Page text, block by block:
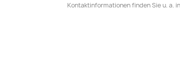
Kontaktinformationen finden Sie u. a.